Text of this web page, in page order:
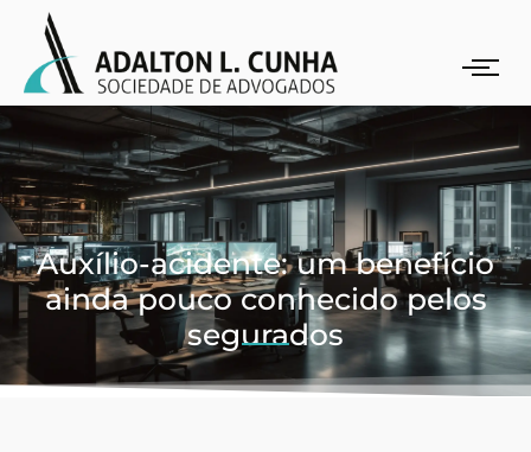
Auxílio-acidente: um benefício
ainda pouco conhecido pelos
segurados